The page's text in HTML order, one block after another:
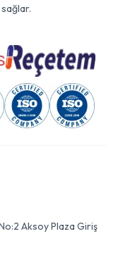
Aksoy Plaza Giriş